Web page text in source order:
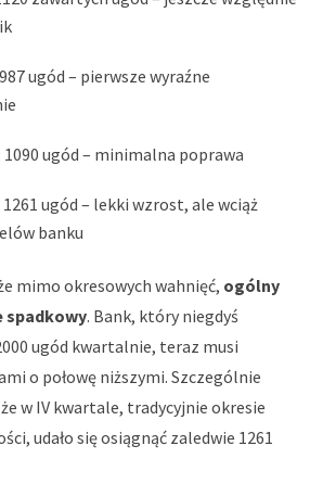
ugód – pierwsze wyraźne
1090 ugód – minimalna poprawa
1261 ugód – lekki wzrost, ale wciąż
banku
mimo okresowych wahnięć, ogólny
spadkowy. Bank, który niegdyś
ugód kwartalnie, teraz musi
o połowę niższymi. Szczególnie
w IV kwartale, tradycyjnie okresie
udało się osiągnąć zaledwie 1261